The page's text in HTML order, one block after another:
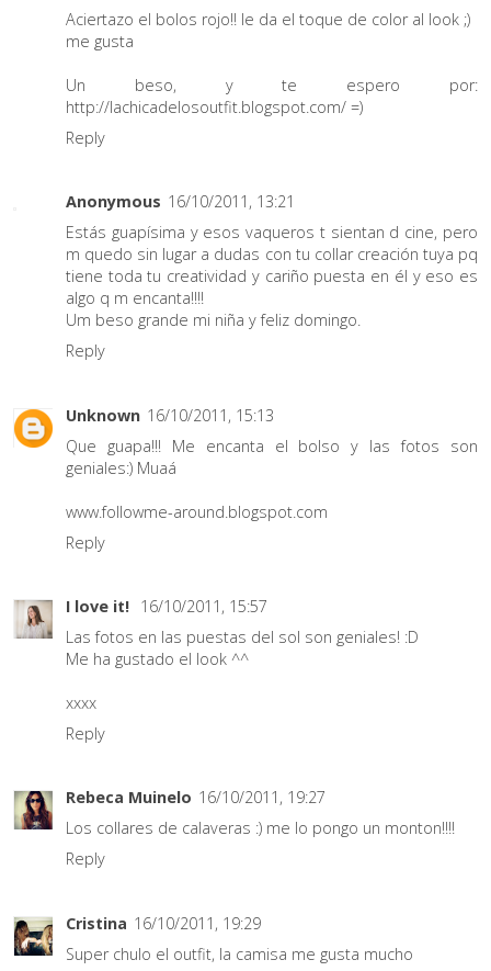
Aciertazo el bolos rojo!! le da el toque de color al look ;)
me gusta
Un beso, y te espero por:
http://lachicadelosoutfit.blogspot.com/ =)
Reply
Anonymous 16/10/2011, 13:21
Estás guapísima y esos vaqueros t sientan d cine, pero
m quedo sin lugar a dudas con tu collar creación tuya pq
tiene toda tu creatividad y cariño puesta en él y eso es
algo q m encanta!!!!
Um beso grande mi niña y feliz domingo.
Reply
Unknown 16/10/2011, 15:13
Que guapa!!! Me encanta el bolso y las fotos son
geniales:) Muaá
www.followme-around.blogspot.com
Reply
I love it! 16/10/2011, 15:57
Las fotos en las puestas del sol son geniales! :D
Me ha gustado el look ^^
xxxx
Reply
Rebeca Muinelo 16/10/2011, 19:27
Los collares de calaveras :) me lo pongo un monton!!!!
Reply
Cristina 16/10/2011, 19:29
Super chulo el outfit, la camisa me gusta mucho